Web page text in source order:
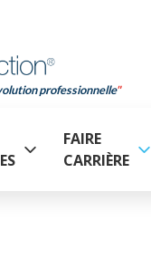
professionnelle
FAIRE
CARRIÈRE